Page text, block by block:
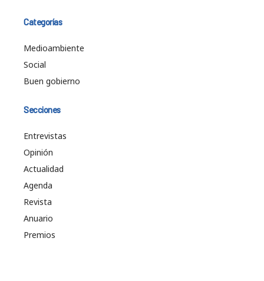
Categorías
Medioambiente
Social
Buen gobierno
Secciones
Entrevistas
Opinión
Actualidad
Agenda
Revista
Anuario
Premios